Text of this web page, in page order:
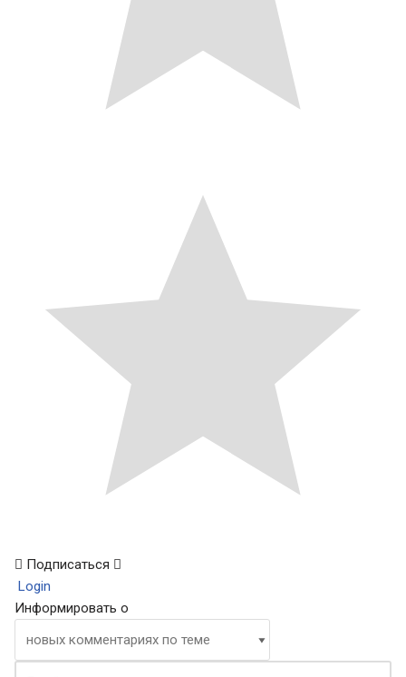
Подписаться
Login
Информировать о